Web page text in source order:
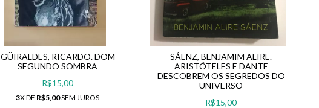
GÜIRALDES, RICARDO. DOM
SEGUNDO SOMBRA
R$15,00
3X DE R$5,00SEM JUROS
SÁENZ, BENJAMIM ALIRE.
ARISTÓTELES E DANTE
DESCOBREM OS SEGREDOS DO
UNIVERSO
R$15,00